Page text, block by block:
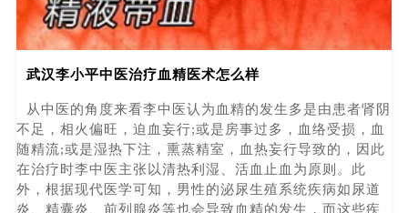
武汉李小平中医治疗血精医术怎么样
从中医的角度来看李中医认为血精的发生多是由患者肾阴
不足，相火偏旺，迫血妄行;或是房事过多，血络受损，血
随精流;或是湿热下注，熏蒸精室，血热妄行导致的，因此
在治疗时李中医主张以清热利湿、活血止血为原则。此
外，根据现代医学可知，男性的泌尿生殖系统疾病如尿道
炎、精囊炎、前列腺炎等也会导致血精的发生，而这些疾